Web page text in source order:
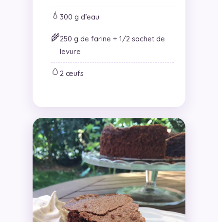
💧 300 g d’eau
🌾250 g de farine + 1/2 sachet de
levure
🥚 2 œufs